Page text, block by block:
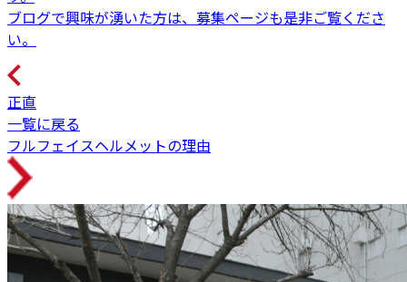
ブログで興味が湧いた方は、募集ページも是非ご覧くださ
い。
正直
一覧に戻る
フルフェイスヘルメットの理由